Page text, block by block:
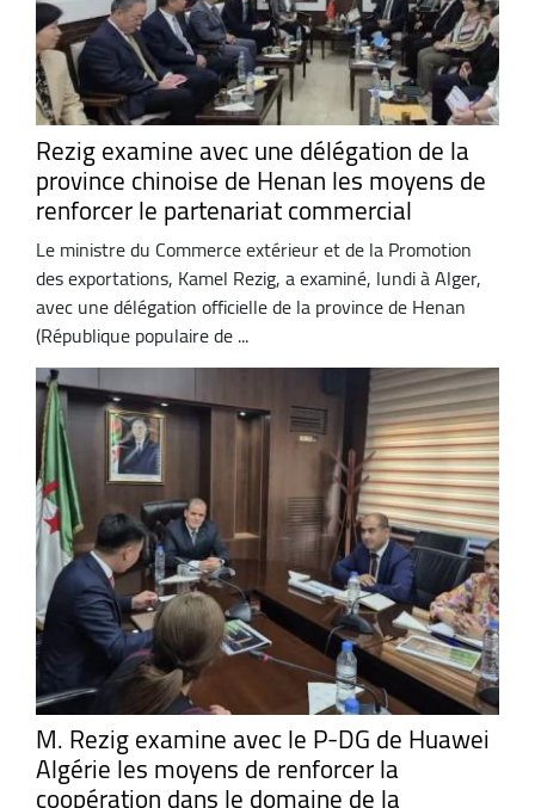
Rezig examine avec une délégation de la
province chinoise de Henan les moyens de
renforcer le partenariat commercial
Le ministre du Commerce extérieur et de la Promotion
des exportations, Kamel Rezig, a examiné, lundi à Alger,
avec une délégation officielle de la province de Henan
(République populaire de ...
M. Rezig examine avec le P-DG de Huawei
Algérie les moyens de renforcer la